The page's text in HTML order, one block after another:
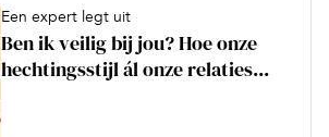
Een expert legt uit
Ben ik veilig bij jou? Hoe onze
hechtingsstijl ál onze relaties...